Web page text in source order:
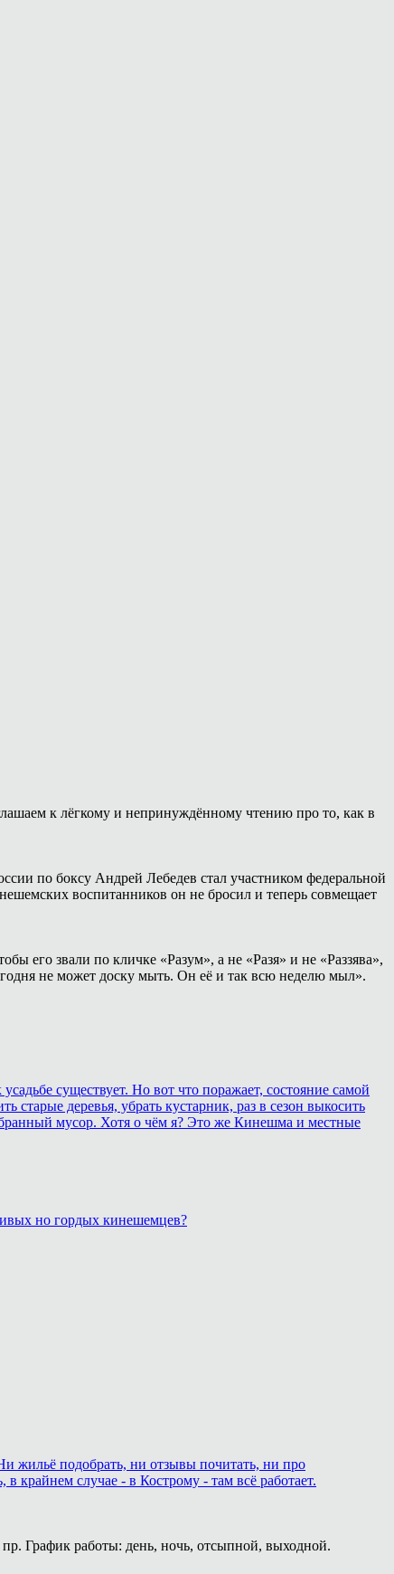
к лёгкому и непринуждённому чтению про то, как в
по боксу Андрей Лебедев стал участником федеральной
воспитанников он не бросил и теперь совмещает
его звали по кличке «Разум», а не «Разя» и не «Раззява»,
не может доску мыть. Он её и так всю неделю мыл».
существует. Но вот что поражает, состояние самой
деревья, убрать кустарник, раз в сезон выкосить
мусор. Хотя о чём я? Это же Кинешма и местные
но гордых кинешемцев?
жильё подобрать, ни отзывы почитать, ни про
крайнем случае - в Кострому - там всё работает.
График работы: день, ночь, отсыпной, выходной.